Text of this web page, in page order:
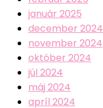
január 2025
december 2024
november 2024
október 2024
júl 2024
máj 2024
apríl 2024